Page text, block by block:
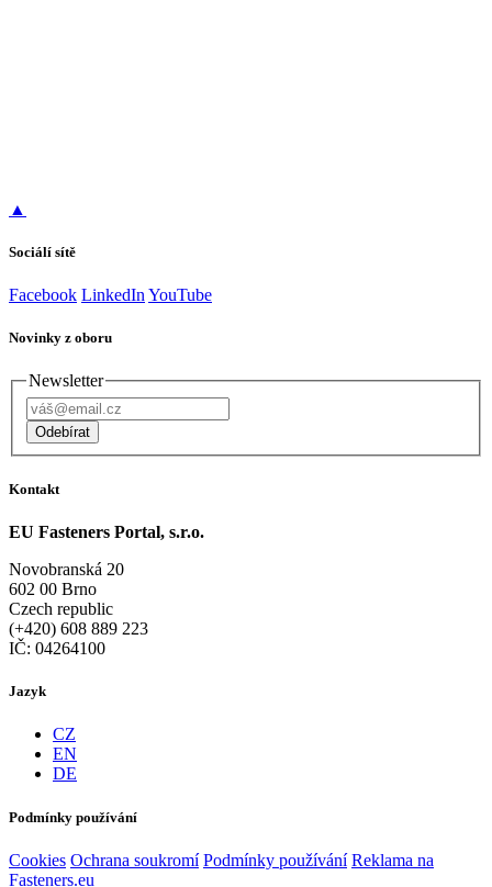
▲
Sociálí sítě
Facebook LinkedIn YouTube
Novinky z oboru
Newsletter
Odebírat
Kontakt
EU Fasteners Portal, s.r.o.
Novobranská 20
602 00 Brno
Czech republic
(+420) 608 889 223
IČ: 04264100
Jazyk
CZ
EN
DE
Podmínky používání
Cookies Ochrana soukromí Podmínky používání Reklama na
Fasteners.eu